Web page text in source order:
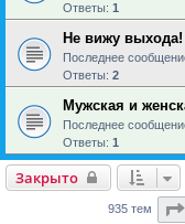
Ответы: 1
Не вижу выхода!
Последнее
Ответы: 2
Мужская и
Последнее
Ответы: 1
Закрыто
935 тем